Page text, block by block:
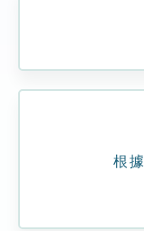
根據